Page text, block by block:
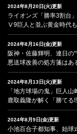
2024年8月20日(火)更新
ライオンズ「勝率3割台
Ⅴ9巨人と並ぶ黄金時代
2024年8月16日(金)更新
阪神・佐藤輝明、連日の“
悪送球改善の処方箋はあ
2024年8月13日(火)更新
「地方球場の鬼」巨人山
鹿取義隆が解く「勝てる
2024年8月9日(金)更新
小池百合子都知事、始球